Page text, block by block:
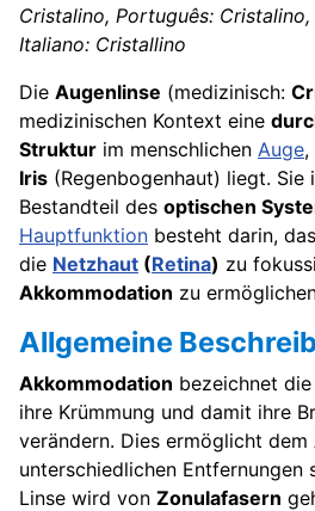
Cristalino, Português:
Italiano: Cristallino
Die Augenlinse (medizinisch:
medizinischen Kontext eine
Struktur im menschlichen Auge,
Iris (Regenbogenhaut) liegt. Sie
Bestandteil des optischen
Hauptfunktion besteht darin,
die Netzhaut (Retina) zu
Akkommodation zu
Allgemeine
Akkommodation bezeichnet
ihre Krümmung und damit ihre
verändern. Dies ermöglicht dem
unterschiedlichen Entfernungen
Linse wird von Zonulafasern